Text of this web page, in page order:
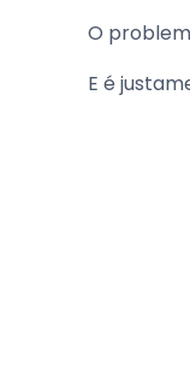
O
E é